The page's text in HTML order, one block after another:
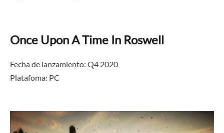
Once Upon A Time In Roswell
Fecha de lanzamiento: Q4 2020
Platafoma: PC